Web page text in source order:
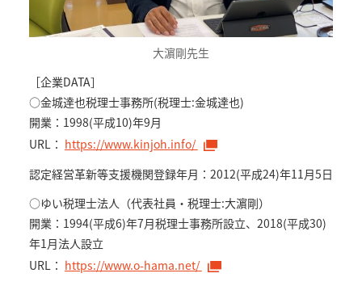
大濵剛先生
［企業DATA］
○金城達也税理士事務所(税理士:金城達也)
開業：1998(平成10)年9月
URL： https://www.kinjoh.info/
認定経営革新等支援機関登録年月：2012(平成24)年11月5日
○ゆい税理士法人（代表社員・税理士:大濵剛）
開業：1994(平成6)年7月税理士事務所設立、2018(平成30)
年1月法人設立
URL： https://www.o-hama.net/